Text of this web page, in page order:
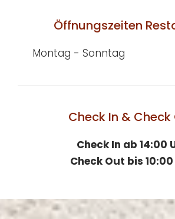
Öffnungszeiten
Montag - Sonntag
Check In & Check
Check In ab 14:00
Check Out bis 10:00